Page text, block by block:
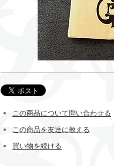
この商品について問い合わせる
この商品を友達に教える
買い物を続ける